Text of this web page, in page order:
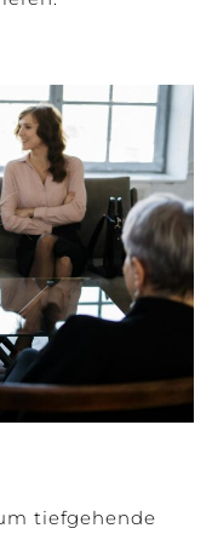
tiefgehende